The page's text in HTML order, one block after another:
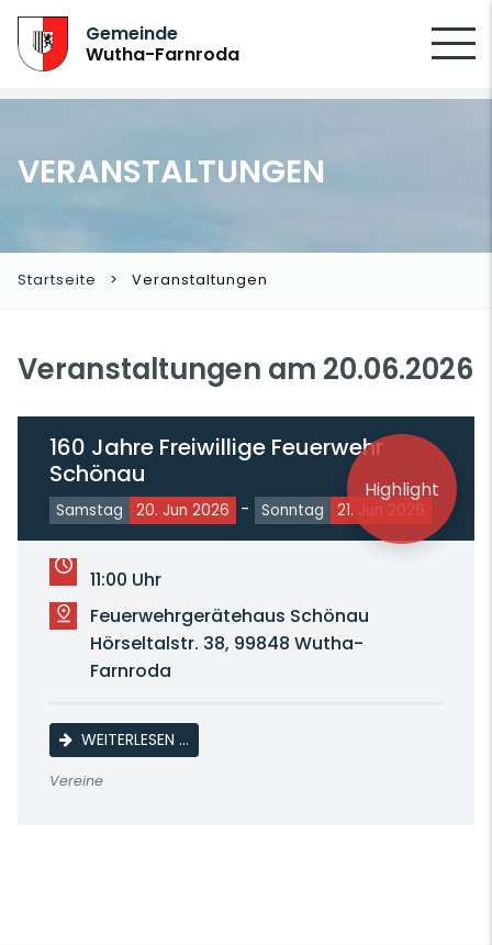
Gemeinde
Wutha-Farnroda
VERANSTALTUNGEN
Startseite Veranstaltungen
Veranstaltungen am 20.06.2026
Highlight
160 Jahre Freiwillige Feuerwehr
Schönau
Samstag 20. Jun 2026 - Sonntag 21. Jun 2026
11:00 Uhr
Feuerwehrgerätehaus Schönau
Hörseltalstr. 38, 99848 Wutha-
Farnroda
WEITERLESEN …160 JAHRE FREIWILLIGE FEUERWEHR
Vereine